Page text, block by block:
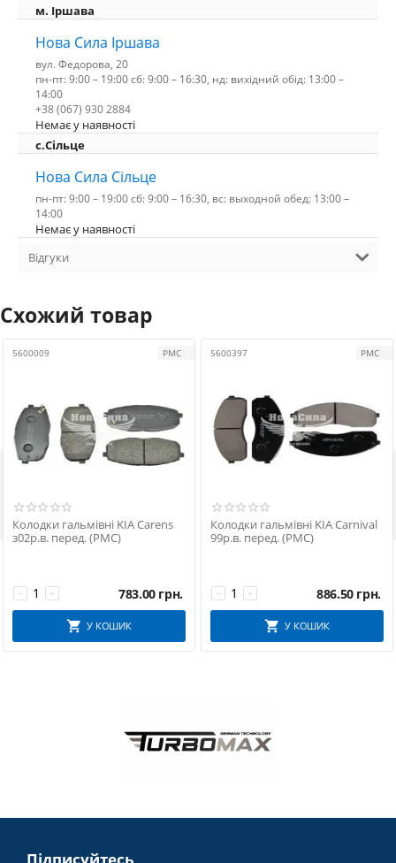
м. Іршава
Нова Сила Іршава
вул. Федорова, 20
пн-пт: 9:00 – 19:00 сб: 9:00 – 16:30, нд: вихідний обід: 13:00 –
14:00
+38 (067) 930 2884
Немає у наявності
с.Сільце
Нова Сила Сільце
пн-пт: 9:00 – 19:00 сб: 9:00 – 16:30, вс: выходной обед: 13:00 –
14:00
Немає у наявності
Відгуки
Схожий товар
5600009 PMC
Колодки гальмівні KIA Carens
з02р.в. перед. (PMC)
+
− 783.00 грн.
У КОШИК
5600397 PMC
Колодки гальмівні KIA Carnival
99р.в. перед. (PMC)
+
− 886.50 грн.
У КОШИК